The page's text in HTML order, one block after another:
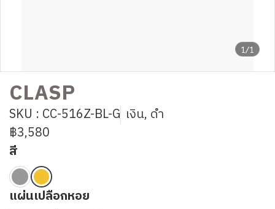
1/1
CLASP
SKU : CC-516Z-BL-G เงิน, ดำ
฿3,580
สี
แผ่นเปลือกหอย